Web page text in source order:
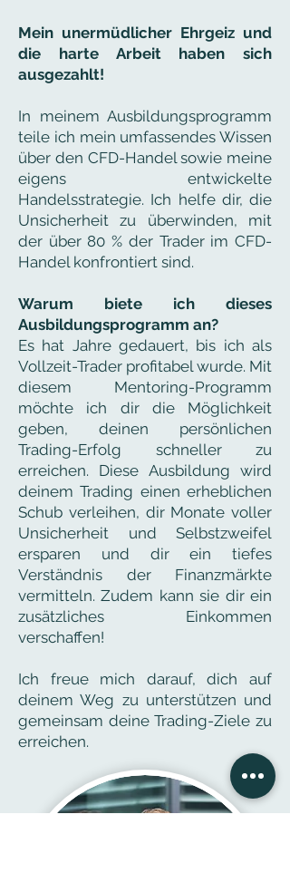
Mein unermüdlicher Ehrgeiz und
die harte Arbeit haben sich
ausgezahlt!
In meinem Ausbildungsprogramm
teile ich mein umfassendes Wissen
über den CFD-Handel sowie meine
eigens entwickelte
Handelsstrategie. Ich helfe dir, die
Unsicherheit zu überwinden, mit
der über 80 % der Trader im CFD-
Handel konfrontiert sind.
Warum biete ich dieses
Ausbildungsprogramm an?
Es hat Jahre gedauert, bis ich als
Vollzeit-Trader profitabel wurde. Mit
diesem Mentoring-Programm
möchte ich dir die Möglichkeit
geben, deinen persönlichen
Trading-Erfolg schneller zu
erreichen. Diese Ausbildung wird
deinem Trading einen erheblichen
Schub verleihen, dir Monate voller
Unsicherheit und Selbstzweifel
ersparen und dir ein tiefes
Verständnis der Finanzmärkte
vermitteln. Zudem kann sie dir ein
zusätzliches Einkommen
verschaffen!
Ich freue mich darauf, dich auf
deinem Weg zu unterstützen und
gemeinsam deine Trading-Ziele zu
erreichen.